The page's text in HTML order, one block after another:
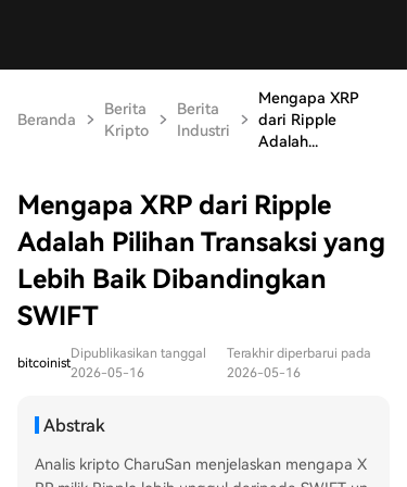
Beranda
Berita
Kripto
Berita
Industri
Mengapa XRP
dari Ripple
Adalah...
Mengapa XRP dari Ripple
Adalah Pilihan Transaksi yang
Lebih Baik Dibandingkan
SWIFT
bitcoinist
Dipublikasikan tanggal
2026-05-16
Terakhir diperbarui pada
2026-05-16
Abstrak
Analis kripto CharuSan menjelaskan mengapa X